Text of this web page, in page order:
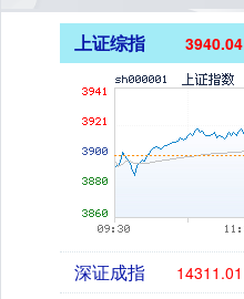
上证综指 3940.04
深证成指 14311.01